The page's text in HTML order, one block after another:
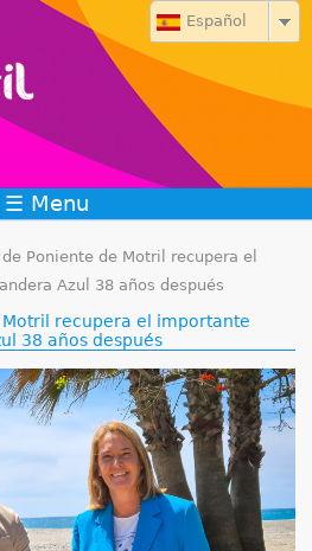
to navigation Español
☰ Menu
Poniente de Motril recupera el
Azul 38 años después
Motril recupera el importante
38 años después